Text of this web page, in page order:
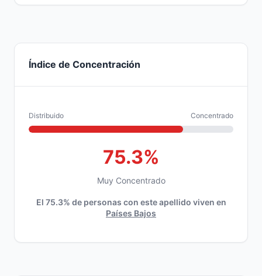
Índice de Concentración
Distribuido Concentrado
75.3%
Muy Concentrado
El 75.3% de personas con este apellido viven en
Países Bajos